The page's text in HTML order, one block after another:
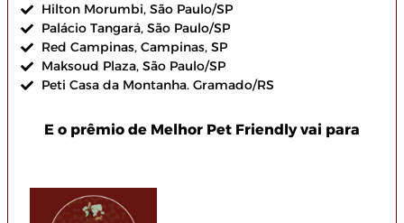
Hilton Morumbi, São Paulo/SP
Palácio Tangará, São Paulo/SP
Red Campinas, Campinas, SP
Maksoud Plaza, São Paulo/SP
Peti Casa da Montanha. Gramado/RS
E o prêmio de Melhor Pet Friendly vai para